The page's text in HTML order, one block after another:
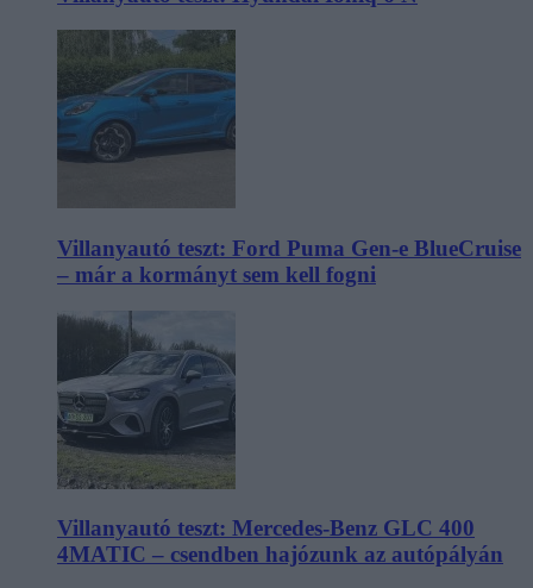
Villanyautó teszt: Ford Puma Gen-e BlueCruise
– már a kormányt sem kell fogni
Villanyautó teszt: Mercedes-Benz GLC 400
4MATIC – csendben hajózunk az autópályán